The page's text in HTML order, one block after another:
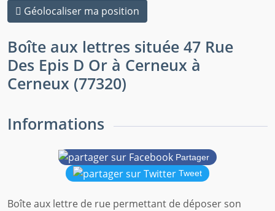
Géolocaliser ma position
Boîte aux lettres située 47 Rue
Des Epis D Or à Cerneux à
Cerneux (77320)
Informations
Partager
Tweet
Boîte aux lettre de rue permettant de déposer son